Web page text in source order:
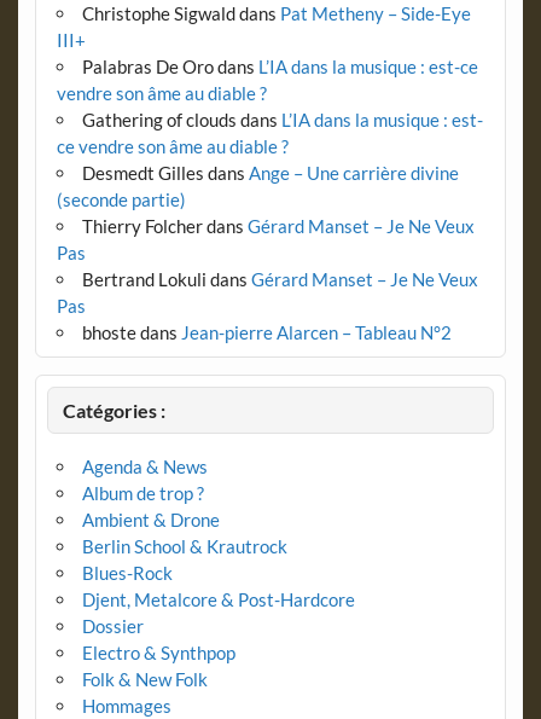
Christophe Sigwalddans Pat Metheny – Side-Eye
III+
Palabras De Orodans L’IA dans la musique : est-ce
vendre son âme au diable ?
Gathering of clouds dans L’IA dans la musique : est-
ce vendre son âme au diable ?
Desmedt Gilles dans Ange – Une carrière divine
(seconde partie)
Thierry Folcherdans Gérard Manset – Je Ne Veux
Pas
Bertrand Lokuli dans Gérard Manset – Je Ne Veux
Pas
bhostedans Jean-pierre Alarcen – Tableau N°2
Catégories :
Agenda & News
Album de trop ?
Ambient & Drone
Berlin School & Krautrock
Blues-Rock
Djent, Metalcore & Post-Hardcore
Dossier
Electro & Synthpop
Folk & New Folk
Hommages